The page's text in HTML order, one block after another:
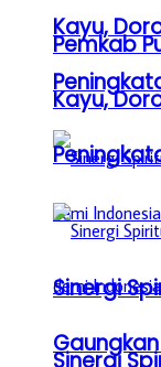
Kayu,
Sinergi
Pemkab
Kayu,
Sinergi